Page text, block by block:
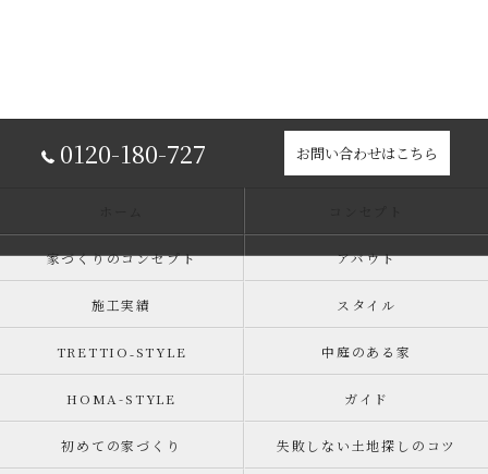
0120-180-727 お問い合わせはこちら
家づくりのコンセプト アバウト
施工実績 スタイル
TRETTIO₋STYLE 中庭のある家
HOMA-STYLE ガイド
初めての家づくり 失敗しない土地探しのコツ